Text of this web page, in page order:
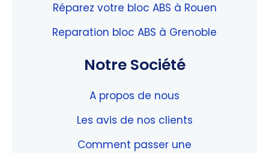
Réparez votre bloc ABS à Rouen
Reparation bloc ABS à Grenoble
Notre Société
A propos de nous
Les avis de nos clients
Comment passer une